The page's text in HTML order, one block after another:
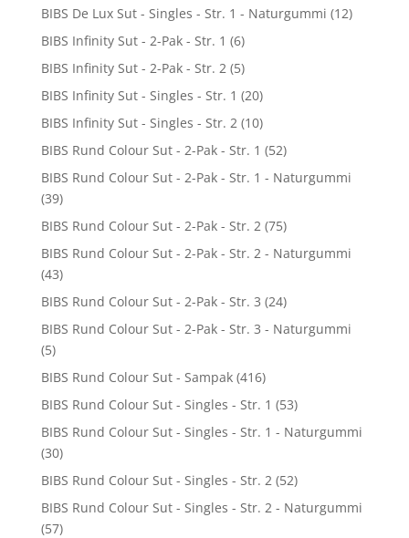
BIBS De Lux Sut - Singles - Str. 1 - Naturgummi (12)
BIBS Infinity Sut - 2-Pak - Str. 1 (6)
BIBS Infinity Sut - 2-Pak - Str. 2 (5)
BIBS Infinity Sut - Singles - Str. 1 (20)
BIBS Infinity Sut - Singles - Str. 2 (10)
BIBS Rund Colour Sut - 2-Pak - Str. 1 (52)
BIBS Rund Colour Sut - 2-Pak - Str. 1 - Naturgummi
(39)
BIBS Rund Colour Sut - 2-Pak - Str. 2 (75)
BIBS Rund Colour Sut - 2-Pak - Str. 2 - Naturgummi
(43)
BIBS Rund Colour Sut - 2-Pak - Str. 3 (24)
BIBS Rund Colour Sut - 2-Pak - Str. 3 - Naturgummi
(5)
BIBS Rund Colour Sut - Sampak (416)
BIBS Rund Colour Sut - Singles - Str. 1 (53)
BIBS Rund Colour Sut - Singles - Str. 1 - Naturgummi
(30)
BIBS Rund Colour Sut - Singles - Str. 2 (52)
BIBS Rund Colour Sut - Singles - Str. 2 - Naturgummi
(57)